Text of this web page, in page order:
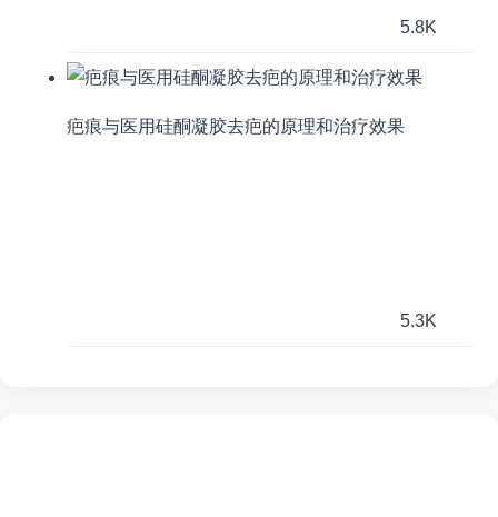
5.8K
疤痕与医用硅酮凝胶去疤的原理和治疗效果
5.3K